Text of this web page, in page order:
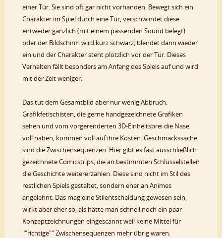
einer Tür. Sie sind oft gar nicht vorhanden. Bewegt sich ein
Charakter im Spiel durch eine Tür, verschwindet diese
entweder gänzlich (mit einem passenden Sound belegt)
oder der Bildschirm wird kurz schwarz, blendet dann wieder
ein und der Charakter steht plötzlich vor der Tür. Dieses
Verhalten fällt besonders am Anfang des Spiels auf und wird
mit der Zeit weniger.
Das tut dem Gesamtbild aber nur wenig Abbruch.
Grafikfetischisten, die gerne handgezeichnete Grafiken
sehen und vom vorgerenderten 3D-Einheitsbrei die Nase
voll haben, kommen voll auf ihre Kosten. Geschmackssache
sind die Zwischensequenzen. Hier gibt es fast ausschließlich
gezeichnete Comicstrips, die an bestimmten Schlüsselstellen
die Geschichte weitererzählen. Diese sind nicht im Stil des
restlichen Spiels gestaltet, sondern eher an Animes
angelehnt. Das mag eine Stilentscheidung gewesen sein,
wirkt aber eher so, als hätte man schnell noch ein paar
Konzeptzeichnungen eingescannt weil keine Mittel für
""richtige"" Zwischensequenzen mehr übrig waren.